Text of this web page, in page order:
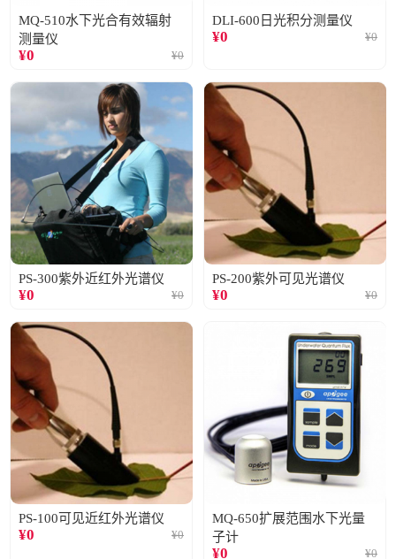
MQ-510水下光合有效辐射
测量仪
¥0 ¥0
DLI-600日光积分测量仪
¥0 ¥0
PS-300紫外近红外光谱仪
¥0 ¥0
PS-200紫外可见光谱仪
¥0 ¥0
PS-100可见近红外光谱仪
¥0 ¥0
MQ-650扩展范围水下光量
子计
¥0 ¥0